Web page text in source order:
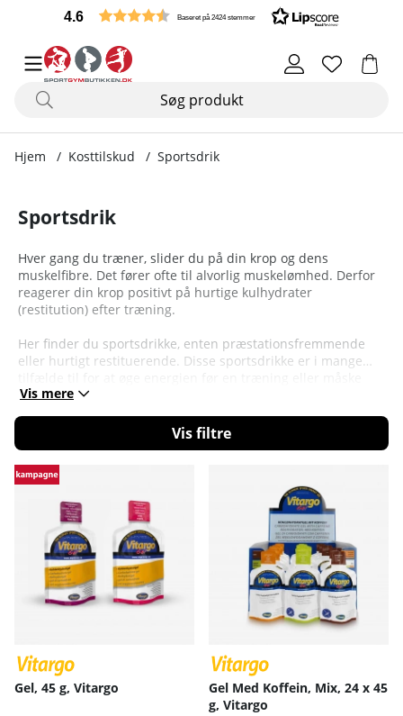
4.6 Baseret på 2424 stemmer
Hjem Kosttilskud Sportsdrik
Sportsdrik
Hver gang du træner, slider du på din krop og dens
muskelfibre. Det fører ofte til alvorlig muskelømhed. Derfor
reagerer din krop positivt på hurtige kulhydrater
(restitution) efter træning.
Her finder du sportsdrikke, enten præstationsfremmende
eller hurtigt restituerende. Disse sportsdrikke er i mange
også hurtige kulhydrater til umiddelbart efter en træning for
at give hurtig restitution.
Vis mere
Filtrér
Produkter
Gel, 45 g, Vitargo
Gel Med Koffein, Mix, 24 x 45
g, Vitargo